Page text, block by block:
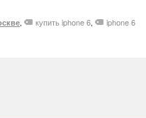
, купить iphone 6, iphone 6